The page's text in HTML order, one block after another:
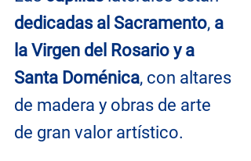
dedicadas al Sacramento, a
la Virgen del Rosario y a
Santa Doménica, con altares
de madera y obras de arte
de gran valor artístico.